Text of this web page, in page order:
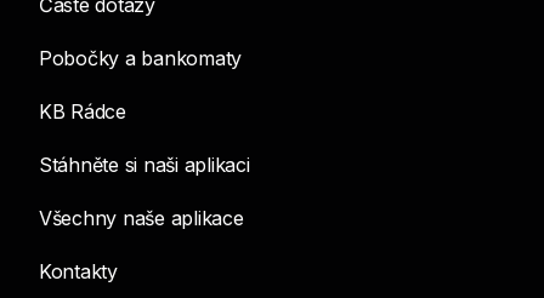
Časté dotazy
Pobočky a bankomaty
KB Rádce
Stáhněte si naši aplikaci
Všechny naše aplikace
Kontakty